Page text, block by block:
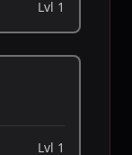
Lvl 1
Lvl 1